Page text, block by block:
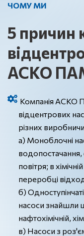
ЧОМУ МИ
5 причин
АСКО
Компанія АСКО
відцентрових
різних
а) Моноблочні
повітря; в
переробці
б)
насоси знайшли
нафтохімічній,
в) Насоси з